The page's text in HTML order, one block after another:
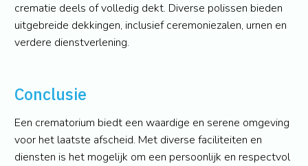
crematie deels of volledig dekt. Diverse polissen bieden
uitgebreide dekkingen, inclusief ceremoniezalen, urnen en
verdere dienstverlening.
Conclusie
Een crematorium biedt een waardige en serene omgeving
voor het laatste afscheid. Met diverse faciliteiten en
diensten is het mogelijk om een persoonlijk en respectvol